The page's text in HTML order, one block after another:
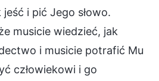
i pić Jego słowo.
musicie wiedzieć, jak
i musicie potrafić Mu
człowiekowi i go